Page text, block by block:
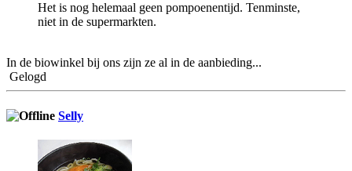
Het is nog helemaal geen pompoenentijd. Tenminste,
niet in de supermarkten.
In de biowinkel bij ons zijn ze al in de aanbieding...
Gelogd
Selly